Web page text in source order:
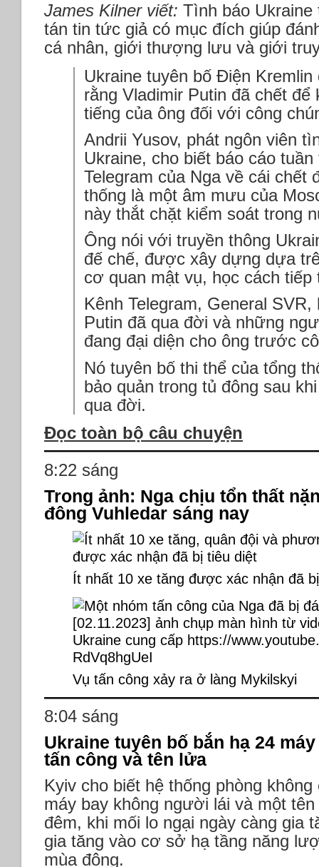
James Kilner viết: Tình báo Ukraine
tán tin tức giả có mục đích giúp
cá nhân, giới thượng lưu và giới
Ukraine tuyên bố Điện
rằng Vladimir Putin đã chết
tiếng của ông đối với công
Andrii Yusov, phát ngôn viên
Ukraine, cho biết báo cáo
Telegram của Nga về cái chết
thống là một âm mưu của
này thắt chặt kiểm soát trong
Ông nói với truyền thông
đế chế, được xây dựng dựa
cơ quan mật vụ, học cách tiếp
Kênh Telegram, General
Putin đã qua đời và những
đang đại diện cho ông trước
Nó tuyên bố thi thể của tổng
bảo quản trong tủ đông sau
qua đời.
Đọc toàn bộ câu chuyện
8:22 sáng
Trong ảnh: Nga chịu tổn thất
đông Vuhledar sáng nay
Ít nhất 10 xe tăng được xác nhận đã
Vụ tấn công xảy ra ở làng Mykilskyi
8:04 sáng
Ukraine tuyên bố bắn hạ 24
tấn công và tên lửa
Kyiv cho biết hệ thống phòng
máy bay không người lái và một
đêm, khi mối lo ngại ngày càng gia
gia tăng vào cơ sở hạ tầng năng
mùa đông.